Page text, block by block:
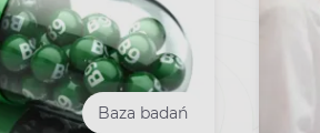
Baza badań